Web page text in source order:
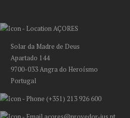
AÇORES
Solar da Madre de Deus
Apartado 144
9700-033 Angra do Heroísmo
Portugal
(+351) 213 926 600